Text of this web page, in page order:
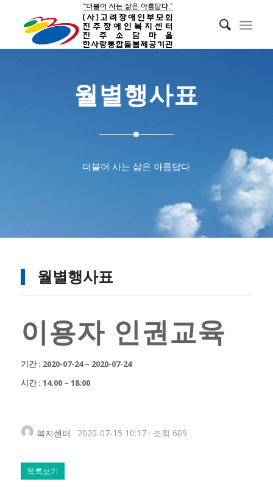
월별행사표
더불어 사는 삶은 아름답다
월별행사표
이용자 인권교육
기간 : 2020-07-24 ~ 2020-07-24
시간 : 14:00 ~ 18:00
복지센터 · 2020-07-15 10:17 · 조회 609
목록보기